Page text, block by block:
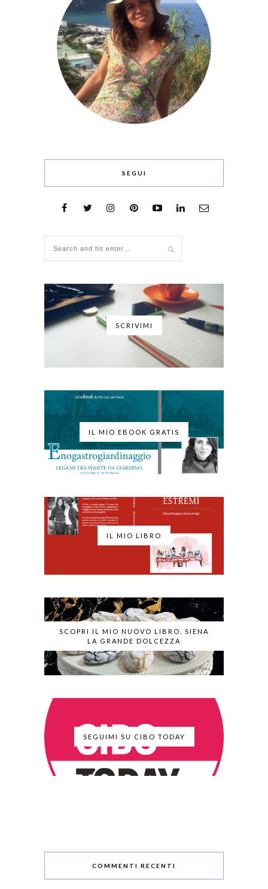
SEGUI
SCRIVIMI
IL MIO EBOOK GRATIS
IL MIO LIBRO
SCOPRI IL MIO NUOVO LIBRO, SIENA
LA GRANDE DOLCEZZA
SEGUIMI SU CIBO TODAY
COMMENTI RECENTI